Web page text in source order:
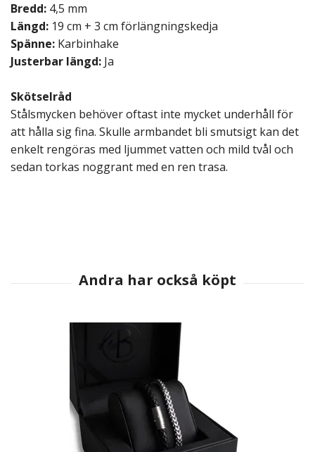
Bredd: 4,5 mm
Längd: 19 cm + 3 cm förlängningskedja
Spänne: Karbinhake
Justerbar längd: Ja
Skötselråd
Stålsmycken behöver oftast inte mycket underhåll för
att hålla sig fina. Skulle armbandet bli smutsigt kan det
enkelt rengöras med ljummet vatten och mild tvål och
sedan torkas noggrant med en ren trasa.